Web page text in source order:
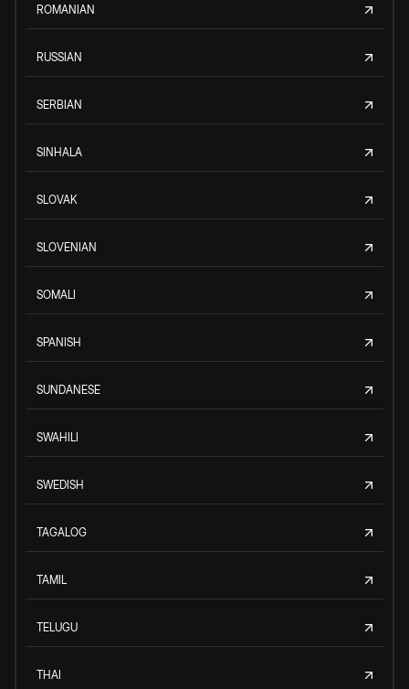
ROMANIAN
RUSSIAN
SERBIAN
SINHALA
SLOVAK
SLOVENIAN
SOMALI
SPANISH
SUNDANESE
SWAHILI
SWEDISH
TAGALOG
TAMIL
TELUGU
THAI